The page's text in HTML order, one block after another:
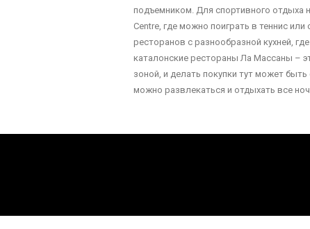
подъемником. Для спортивного отдыха
Centre, где можно поиграть в теннис
ресторанов с разнообразной кухней,
каталонские рестораны Ла Массаны –
зоной, и делать покупки тут может
можно развлекаться и отдыхать все